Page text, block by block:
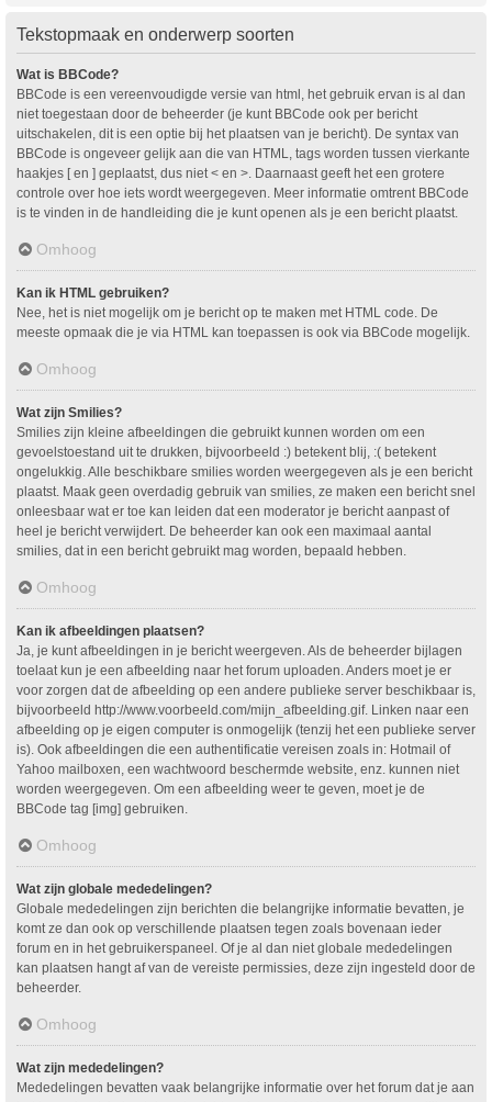
Tekstopmaak en onderwerp soorten
Wat is BBCode?
BBCode is een vereenvoudigde versie van html, het gebruik ervan is al dan
niet toegestaan door de beheerder (je kunt BBCode ook per bericht
uitschakelen, dit is een optie bij het plaatsen van je bericht). De syntax van
BBCode is ongeveer gelijk aan die van HTML, tags worden tussen vierkante
haakjes [ en ] geplaatst, dus niet < en >. Daarnaast geeft het een grotere
controle over hoe iets wordt weergegeven. Meer informatie omtrent BBCode
is te vinden in de handleiding die je kunt openen als je een bericht plaatst.
Omhoog
Kan ik HTML gebruiken?
Nee, het is niet mogelijk om je bericht op te maken met HTML code. De
meeste opmaak die je via HTML kan toepassen is ook via BBCode mogelijk.
Omhoog
Wat zijn Smilies?
Smilies zijn kleine afbeeldingen die gebruikt kunnen worden om een
gevoelstoestand uit te drukken, bijvoorbeeld :) betekent blij, :( betekent
ongelukkig. Alle beschikbare smilies worden weergegeven als je een bericht
plaatst. Maak geen overdadig gebruik van smilies, ze maken een bericht snel
onleesbaar wat er toe kan leiden dat een moderator je bericht aanpast of
heel je bericht verwijdert. De beheerder kan ook een maximaal aantal
smilies, dat in een bericht gebruikt mag worden, bepaald hebben.
Omhoog
Kan ik afbeeldingen plaatsen?
Ja, je kunt afbeeldingen in je bericht weergeven. Als de beheerder bijlagen
toelaat kun je een afbeelding naar het forum uploaden. Anders moet je er
voor zorgen dat de afbeelding op een andere publieke server beschikbaar is,
bijvoorbeeld http://www.voorbeeld.com/mijn_afbeelding.gif. Linken naar een
afbeelding op je eigen computer is onmogelijk (tenzij het een publieke server
is). Ook afbeeldingen die een authentificatie vereisen zoals in: Hotmail of
Yahoo mailboxen, een wachtwoord beschermde website, enz. kunnen niet
worden weergegeven. Om een afbeelding weer te geven, moet je de
BBCode tag [img] gebruiken.
Omhoog
Wat zijn globale mededelingen?
Globale mededelingen zijn berichten die belangrijke informatie bevatten, je
komt ze dan ook op verschillende plaatsen tegen zoals bovenaan ieder
forum en in het gebruikerspaneel. Of je al dan niet globale mededelingen
kan plaatsen hangt af van de vereiste permissies, deze zijn ingesteld door de
beheerder.
Omhoog
Wat zijn mededelingen?
Mededelingen bevatten vaak belangrijke informatie over het forum dat je aan